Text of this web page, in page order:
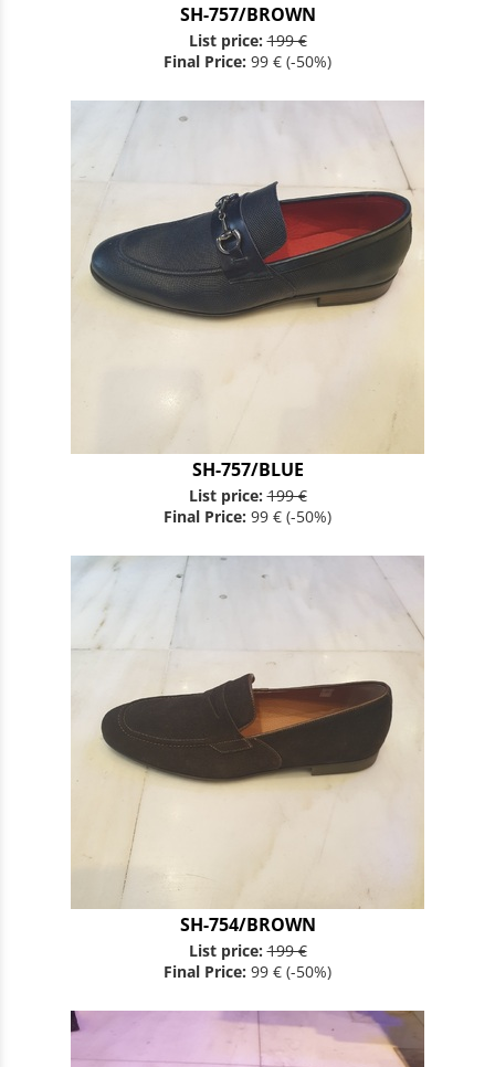
SH-757/BROWN
List price: 199 €
Final Price: 99 € (-50%)
SH-757/BLUE
List price: 199 €
Final Price: 99 € (-50%)
SH-754/BROWN
List price: 199 €
Final Price: 99 € (-50%)